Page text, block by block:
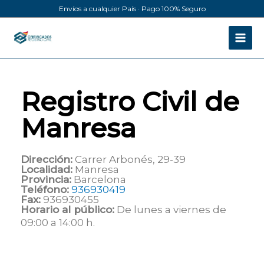
al
contenido
Envíos a cualquier País · Pago 100% Seguro
Registro Civil de
Manresa
Dirección: Carrer Arbonés, 29-39
Localidad: Manresa
Provincia: Barcelona
Teléfono: 936930419
Fax: 936930455
Horario al público: De lunes a viernes de
09:00 a 14:00 h.